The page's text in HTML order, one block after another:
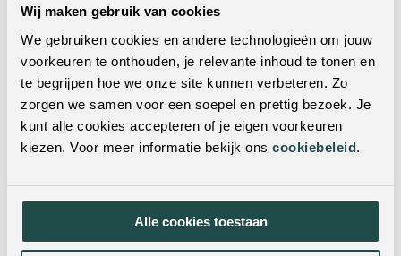
Wij maken gebruik van cookies
We gebruiken cookies en andere technologieën om jouw
voorkeuren te onthouden, je relevante inhoud te tonen en
te begrijpen hoe we onze site kunnen verbeteren. Zo
zorgen we samen voor een soepel en prettig bezoek. Je
kunt alle cookies accepteren of je eigen voorkeuren
kiezen. Voor meer informatie bekijk ons cookiebeleid.
Alle cookies toestaan
Sluitingsmechanisme: Soft close
Lades: Ja
Levertijd: 2 weken levertijd
Kleur onderstel: Zwart
Wil je dit product in het echt zien?
Je kunt dit product ook in een van onze woonwinkels
bekijken. Met vestigingen door heel Nederland & België
is er altijd een winkel bij jou in de buurt! Door je